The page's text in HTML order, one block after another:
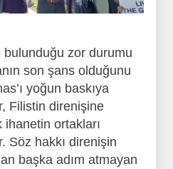
bulunduğu zor durumu
son şans olduğunu
yoğun baskıya
Filistin direnişine
ortakları
Söz hakkı direnişin
başka adım atmayan